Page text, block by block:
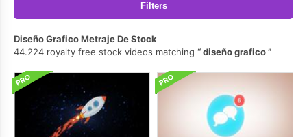
Filters
Diseño Grafico Metraje De Stock
44.224 royalty free stock videos matching
diseño grafico